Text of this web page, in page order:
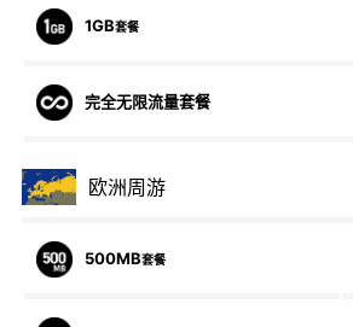
1GB套餐
完全无限流量套餐
欧洲周游
500MB套餐